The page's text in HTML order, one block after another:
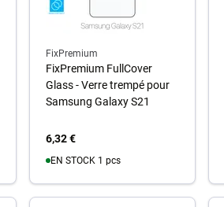
FixPremium
FixPremium FullCover
Glass - Verre trempé pour
Samsung Galaxy S21
6,32 €
EN STOCK 1 pcs